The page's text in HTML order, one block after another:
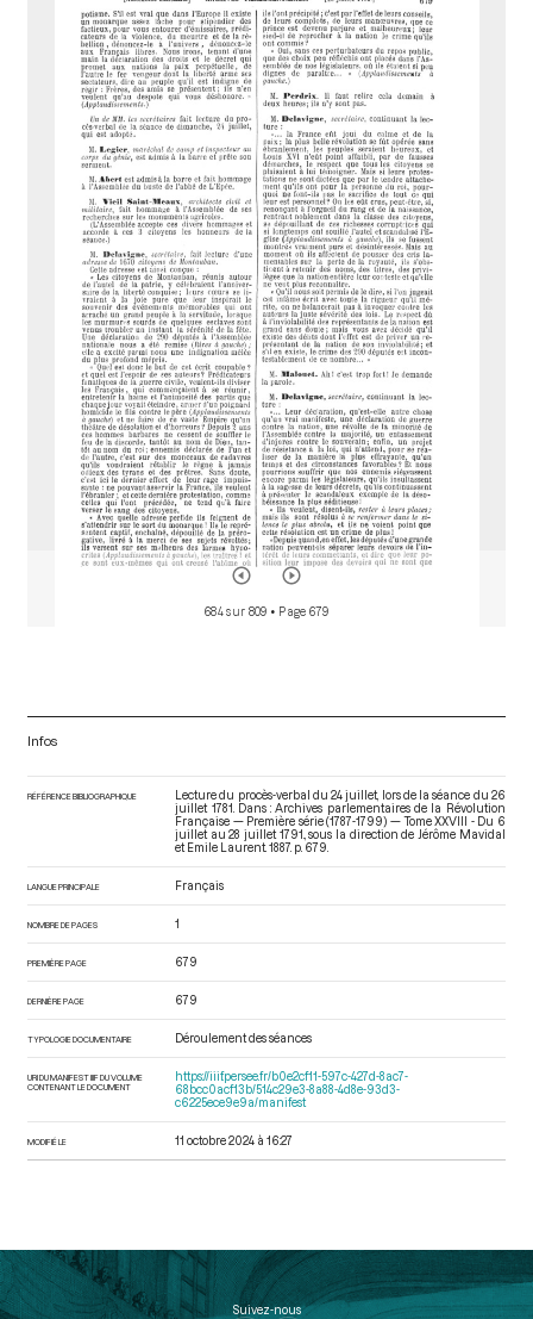
684 sur 809 • Page 679
Infos
RÉFÉRENCE BIBLIOGRAPHIQUE
Lecture du procès-verbal du 24 juillet, lors de la séance du 26
juillet 1781. Dans : Archives parlementaires de la Révolution
Française — Première série (1787-1799) — Tome XXVIII - Du 6
juillet au 28 juillet 1791. , sous la direction de Jérôme Mavidal
et Emile Laurent. 1887. p. 679.
LANGUE PRINCIPALE Français
NOMBRE DE PAGES 1
PREMIÈRE PAGE 679
DERNIÈRE PAGE 679
TYPOLOGIE DOCUMENTAIRE Déroulement des séances
URI DU MANIFEST IIIF DU VOLUME
CONTENANT LE DOCUMENT
https://iiif.persee.fr/b0e2cf11-597c-427d-8ac7-
68bcc0acf13b/514c29e3-8a88-4d8e-93d3-
c6225ece9e9a/manifest
MODIFIÉ LE 11 octobre 2024 à 16:27
Suivez-nous